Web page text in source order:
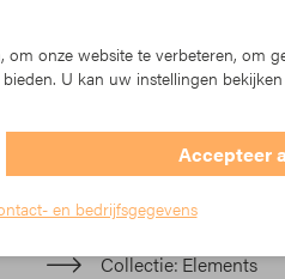
In der Elements-Kollektion
der Urban Design Linie,
und die teilweise fein
Ihre Markise und machen
Artikelnr.: TK23-314325
Materiaal Acryl
Collectie Elements
onze website te verbeteren, om
U kan uw instellingen
Accepteer
en bedrijfsgegevens